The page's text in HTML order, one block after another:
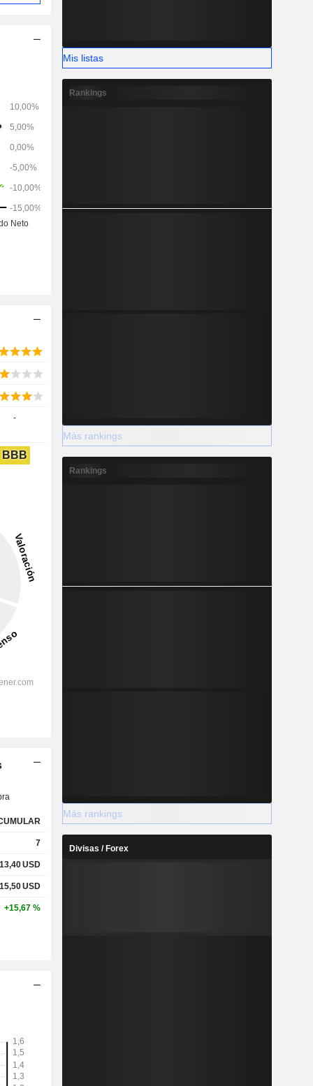
-
BBB
7
13,40USD
15,50USD
+15,67 %
Mis listas
Rankings
Más rankings
Rankings
Más rankings
Divisas / Forex